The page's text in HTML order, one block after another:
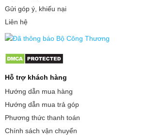
Gửi góp ý, khiếu nại
Liên hệ
Hỗ trợ khách hàng
Hướng dẫn mua hàng
Hướng dẫn mua trả góp
Phương thức thanh toán
Chính sách vận chuyển